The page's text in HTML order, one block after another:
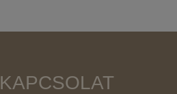
KAPCSOLAT